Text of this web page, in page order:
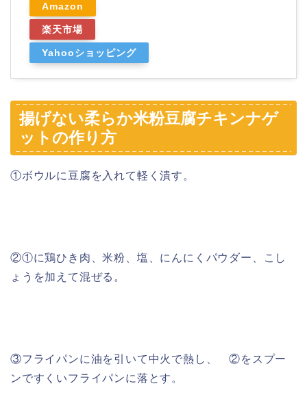
Amazon
楽天市場
Yahooショッピング
揚げない柔らか米粉豆腐チキンナゲ
ットの作り方
①ボウルに豆腐を入れて軽く潰す。
②①に鶏ひき肉、米粉、塩、にんにくパウダー、こし
ょうを加えて混ぜる。
③フライパンに油を引いて中火で熱し、 ②をスプー
ンですくいフライパンに落とす。